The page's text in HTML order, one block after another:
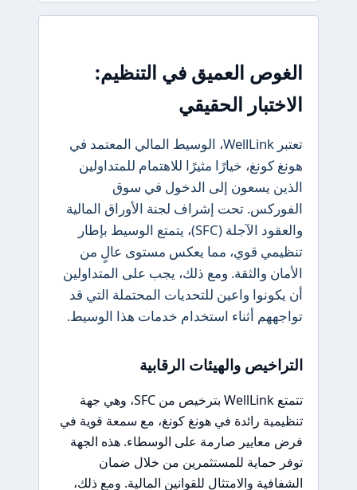
الغوص العميق في التنظيم:
الاختبار الحقيقي
تعتبر WellLink، الوسيط المالي المعتمد في
هونغ كونغ، خيارًا مثيرًا للاهتمام للمتداولين
الذين يسعون إلى الدخول في سوق
الفوركس. تحت إشراف لجنة الأوراق المالية
والعقود الآجلة (SFC)، يتمتع الوسيط بإطار
تنظيمي قوي، مما يعكس مستوى عالٍ من
الأمان والثقة. ومع ذلك، يجب على المتداولين
أن يكونوا واعين للتحديات المحتملة التي قد
تواجههم أثناء استخدام خدمات هذا الوسيط.
التراخيص والهيئات الرقابية
تتمتع WellLink بترخيص من SFC، وهي جهة
تنظيمية رائدة في هونغ كونغ، مع سمعة قوية في
فرض معايير صارمة على الوسطاء. هذه الجهة
توفر حماية للمستثمرين من خلال ضمان
الشفافية والامتثال للقوانين المالية. ومع ذلك،